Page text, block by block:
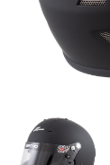
DRIVERS/
DRIVERS/
RESSOURCES
MON COMPTE
PAGE DE